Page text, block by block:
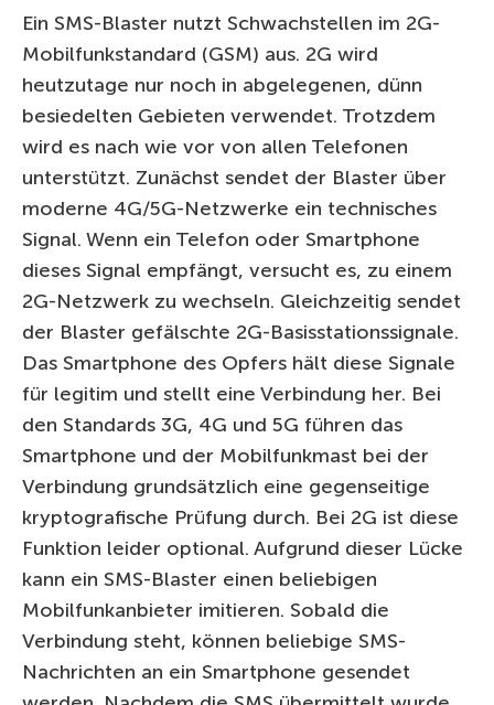
Ein SMS-Blaster nutzt Schwachstellen im 2G-
Mobilfunkstandard (GSM) aus. 2G wird
heutzutage nur noch in abgelegenen, dünn
besiedelten Gebieten verwendet. Trotzdem
wird es nach wie vor von allen Telefonen
unterstützt. Zunächst sendet der Blaster über
moderne 4G/5G-Netzwerke ein technisches
Signal. Wenn ein Telefon oder Smartphone
dieses Signal empfängt, versucht es, zu einem
2G-Netzwerk zu wechseln. Gleichzeitig sendet
der Blaster gefälschte 2G-Basisstationssignale.
Das Smartphone des Opfers hält diese Signale
für legitim und stellt eine Verbindung her. Bei
den Standards 3G, 4G und 5G führen das
Smartphone und der Mobilfunkmast bei der
Verbindung grundsätzlich eine gegenseitige
kryptografische Prüfung durch. Bei 2G ist diese
Funktion leider optional. Aufgrund dieser Lücke
kann ein SMS-Blaster einen beliebigen
Mobilfunkanbieter imitieren. Sobald die
Verbindung steht, können beliebige SMS-
Nachrichten an ein Smartphone gesendet